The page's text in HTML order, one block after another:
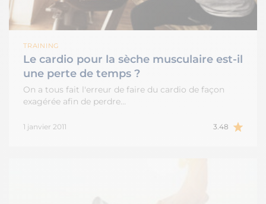
TRAINING
Le cardio pour la sèche musculaire est-il
une perte de temps ?
On a tous fait l'erreur de faire du cardio de façon
exagérée afin de perdre…
1 janvier 2011 3.48